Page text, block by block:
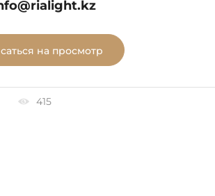
на просмотр
415